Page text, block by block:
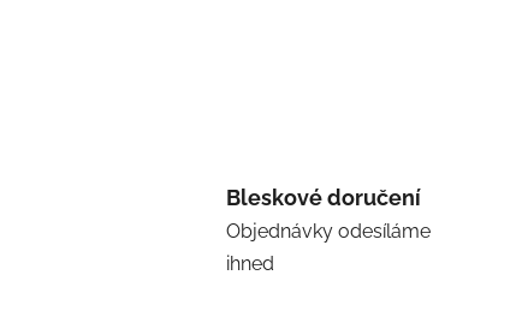
Bleskové doručení
Objednávky odesíláme
ihned